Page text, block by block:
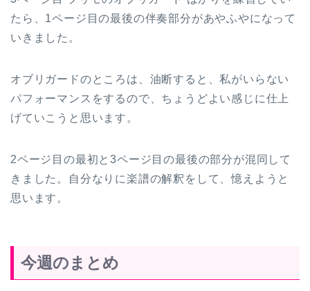
たら、1ページ目の最後の伴奏部分があやふやになって
いきました。
オブリガードのところは、油断すると、私がいらない
パフォーマンスをするので、ちょうどよい感じに仕上
げていこうと思います。
2ページ目の最初と3ページ目の最後の部分が混同して
きました。自分なりに楽譜の解釈をして、憶えようと
思います。
今週のまとめ